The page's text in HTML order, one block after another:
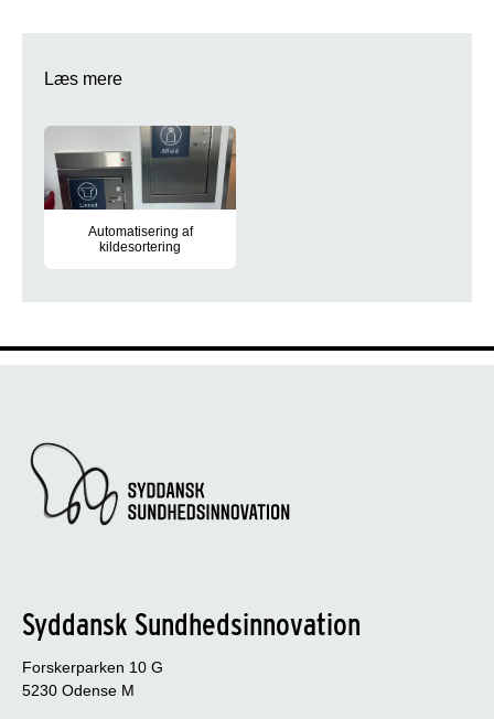
Læs mere
Automatisering af
kildesortering
Syddansk Sundhedsinnovation
Forskerparken 10 G
5230 Odense M